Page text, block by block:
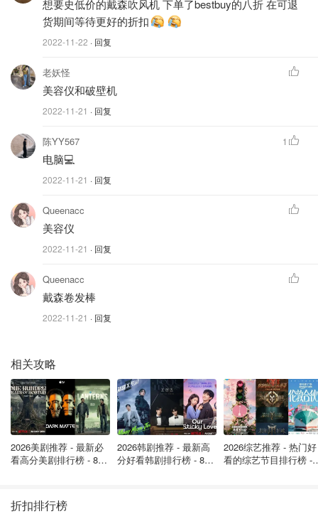
想要史低价的戴森吹风机 下单了bestbuy的八折 在可退
货期间等待更好的折扣
2022-11-22 · 回复
老妖怪
美容仪和破壁机
2022-11-21 · 回复
陈YY567
电脑💻
2022-11-21 · 回复
1
Queenacc
美容仪
2022-11-21 · 回复
Queenacc
戴森卷发棒
2022-11-21 · 回复
相关攻略
2026美剧推荐 - 最新必
看高分美剧排行榜 - 8月
2026韩剧推荐 - 最新高
分好看韩剧排行榜 - 8月
2026综艺推荐 - 热门好
看的综艺节目排行榜 -
折扣排行榜